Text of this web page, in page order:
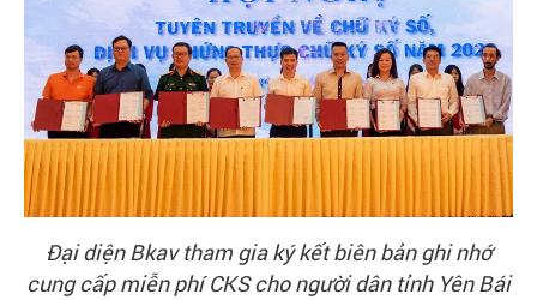
Đại diện Bkav tham gia ký kết biên bản ghi nhớ
cung cấp miễn phí CKS cho người dân tỉnh Yên Bái